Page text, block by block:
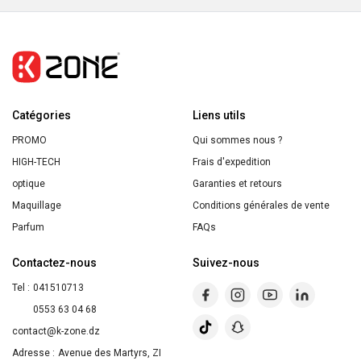
a
Langer
Catégories
PROMO
HIGH-TECH
optique
Maquillage
Parfum
Liens utils
Qui sommes nous ?
Frais d'expedition
Garanties et retours
Conditions générales de vente
FAQs
Contactez-nous
Tel : 041510713
0553 63 04 68
contact@k-zone.dz
Adresse : Avenue des Martyrs, ZI
Suivez-nous